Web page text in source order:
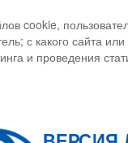
cookie,
с какого сайта
и проведения